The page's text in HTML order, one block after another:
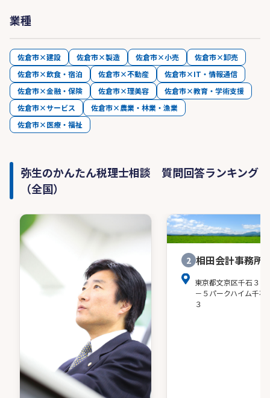
業種
佐倉市×建設 佐倉市×製造 佐倉市×小売
佐倉市×卸売
佐倉市×飲食・宿泊
佐倉市×不動産
佐倉市×IT・情報通信
佐倉市×金融・保険
佐倉市×理美容
佐倉市×教育・学術支援
佐倉市×サービス
佐倉市×農業・林業・漁業
佐倉市×医療・福祉
弥生のかんたん税理士相談 質問回答ランキング
（全国）
2 相田会計事務所
東京都文京区千石３－
－５パークハイム千石
３